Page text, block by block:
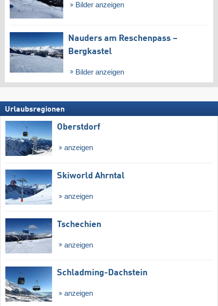
Bilder anzeigen
Nauders am Reschenpass –
Bergkastel
Bilder anzeigen
Urlaubsregionen
Oberstdorf
anzeigen
Skiworld Ahrntal
anzeigen
Tschechien
anzeigen
Schladming-Dachstein
anzeigen